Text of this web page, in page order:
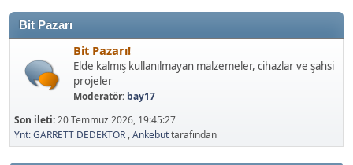
Bit Pazarı
Bit Pazarı!
Elde kalmış kullanılmayan malzemeler, cihazlar ve şahsi
projeler
Moderatör: bay17
Son ileti:20 Temmuz 2026, 19:45:27
Ynt: GARRETT DEDEKTÖR ,Ankebuttarafından